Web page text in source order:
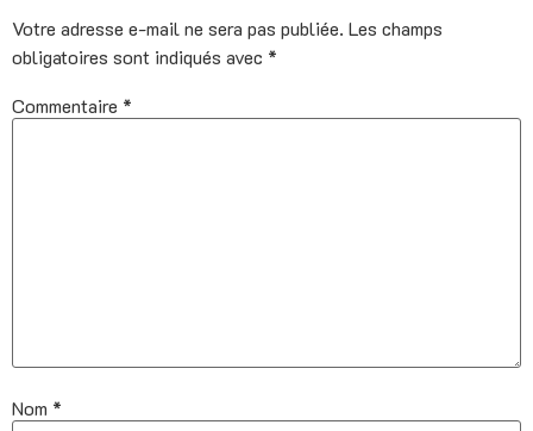
Votre adresse e-mail ne sera pas publiée. Les champs
obligatoires sont indiqués avec *
Commentaire *
Nom *